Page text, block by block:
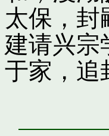
太保，封
建请兴宗
于家，追